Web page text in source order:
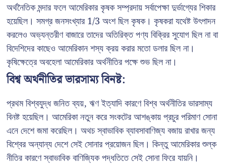
অর্থনৈতিক মন্দার ফলে আমেরিকার কৃষক সম্প্রদায় সর্বাপেক্ষা দুর্ভাগ্যের শিকার
হয়েছিল। সমগ্র জনসংখ্যার 1/3 অংশ ছিল কৃষক। কৃষকরা যথেষ্ট উৎপাদন
করলেও অভ্যন্তরীণ বাজারে তাদের অতিরিক্ত পণ্য বিক্রির সুযোগ ছিল না বা
বিদেশিদের কাছেও আমেরিকান শস্য ক্রয় করার মতো ডলার ছিল না।
কৃষিক্ষেত্রে অবহেলা আমেরিকার অর্থনীতির পক্ষে শুভ ছিল না।
বিশ্ব অর্থনীতির ভারসাম্য বিনষ্ট:
প্রথম বিশ্বযুদ্ধ জনিত ব্যয়, ঋণ ইত্যাদি কারণে বিশ্ব অর্থনীতির ভারসাম্য
বিনষ্ট হয়েছিল। আমেরিকা নতুন করে সংকটের আশঙ্কায় প্রচুর পরিমাণ সোনা
এনে দেশে জমা করেছিল। অথচ স্বাভাবিক ব্যাবসাবাণিজ্য বজায় রাখার জন্য
বিশ্বের অন্যান্য দেশে সেই সোনার প্রয়োজন ছিল। কিন্তু আমেরিকার শুল্ক
নীতির কারণে স্বাভাবিক বাণিজ্যিক পদ্ধতিতে সেই সোনা ফিরে যায়নি।